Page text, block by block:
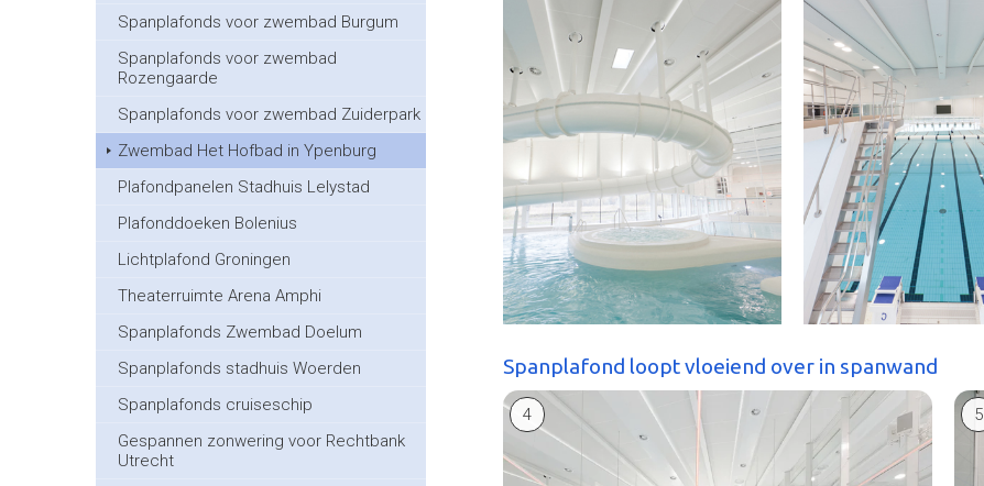
Spanplafonds voor zwembad Burgum
Spanplafonds voor zwembad
Rozengaarde
Spanplafonds voor zwembad Zuiderpark
Zwembad Het Hofbad in Ypenburg
Plafondpanelen Stadhuis Lelystad
Plafonddoeken Bolenius
Lichtplafond Groningen
Theaterruimte Arena Amphi
Spanplafonds Zwembad Doelum
Spanplafonds stadhuis Woerden
Spanplafonds cruiseschip
Gespannen zonwering voor Rechtbank
Utrecht
Spanplafond loopt vloeiend over in spanwand
4 5